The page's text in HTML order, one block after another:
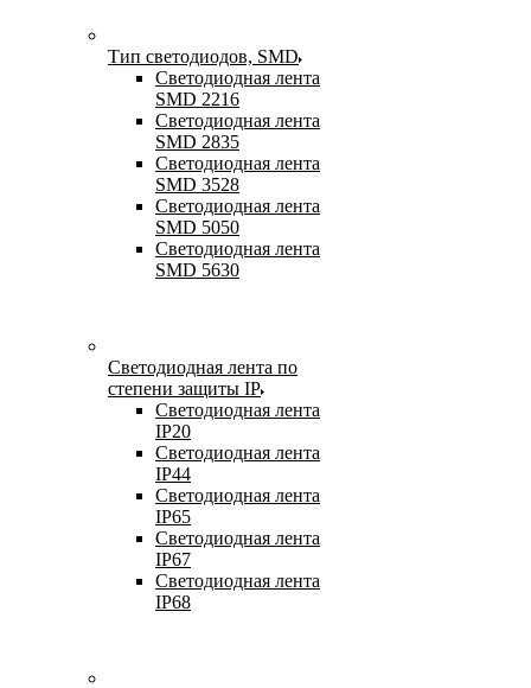
Тип светодиодов, SMD
Cветодиодная лента
SMD 2216
Светодиодная лента
SMD 2835
Светодиодная лента
SMD 3528
Светодиодная лента
SMD 5050
Светодиодная лента
SMD 5630
Светодиодная лента по
степени защиты IP
Светодиодная лента
IP20
Светодиодная лента
IP44
Светодиодная лента
IP65
Светодиодная лента
IP67
Светодиодная лента
IP68